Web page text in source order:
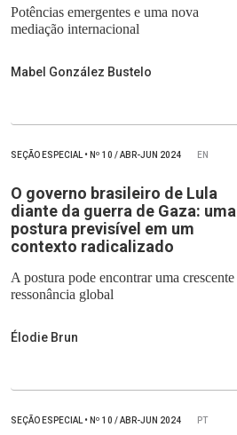
Potências emergentes e uma nova
mediação internacional
Mabel González Bustelo
SEÇÃO ESPECIAL• Nº 10 / ABR-JUN 2024 EN
O governo brasileiro de Lula
diante da guerra de Gaza: uma
postura previsível em um
contexto radicalizado
A postura pode encontrar uma crescente
ressonância global
Élodie Brun
SEÇÃO ESPECIAL• Nº 10 / ABR-JUN 2024 PT